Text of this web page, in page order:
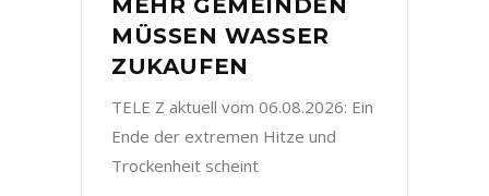
MEHR GEMEINDEN
MÜSSEN WASSER
ZUKAUFEN
TELE Z aktuell vom 06.08.2026: Ein
Ende der extremen Hitze und
Trockenheit scheint